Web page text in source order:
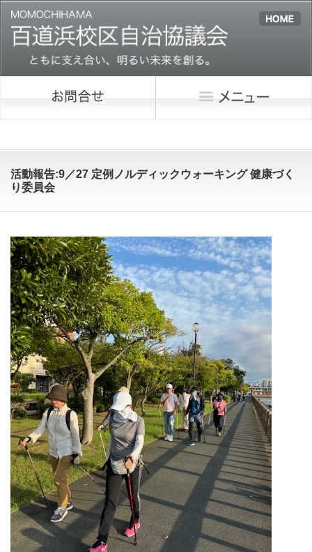
活動報告:9／27 定例ノルディックウォーキング 健康づく
り委員会